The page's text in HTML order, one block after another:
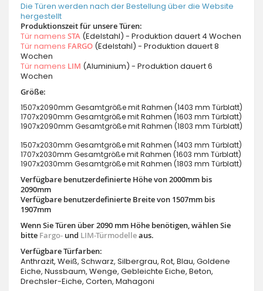
Die Türen werden nach der Bestellung über die Website
hergestellt
Produktionszeit für unsere Türen:
Tür namens STA (Edelstahl) - Produktion dauert 4 Wochen
Tür namens FARGO (Edelstahl) - Produktion dauert 8
Wochen
Tür namens LIM (Aluminium) - Produktion dauert 6
Wochen
Größe:
1507x2090mm Gesamtgröße mit Rahmen (1403 mm Türblatt)
1707x2090mm Gesamtgröße mit Rahmen (1603 mm Türblatt)
1907x2090mm Gesamtgröße mit Rahmen (1803 mm Türblatt)
1507x2030mm Gesamtgröße mit Rahmen (1403 mm Türblatt)
1707x2030mm Gesamtgröße mit Rahmen (1603 mm Türblatt)
1907x2030mm Gesamtgröße mit Rahmen (1803 mm Türblatt)
Verfügbare benutzerdefinierte Höhe von 2000mm bis
2090mm
Verfügbare benutzerdefinierte Breite von 1507mm bis
1907mm
Wenn Sie Türen über 2090 mm Höhe benötigen, wählen Sie
bitte Fargo- und LIM-Türmodelleaus.
Verfügbare Türfarben:
Anthrazit, Weiß, Schwarz, Silbergrau, Rot, Blau, Goldene
Eiche, Nussbaum, Wenge, Gebleichte Eiche, Beton,
Drechsler-Eiche, Corten, Mahagoni